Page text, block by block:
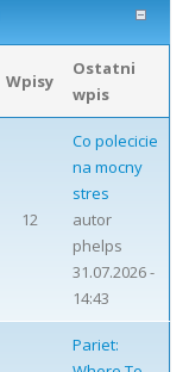
Wpisy
Ostatni
wpis
12
Co polecicie
na mocny
stres
autor
phelps
31.07.2026 -
14:43
Pariet: